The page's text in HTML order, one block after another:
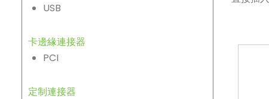
USB
卡邊緣連接器
PCI
定制連接器